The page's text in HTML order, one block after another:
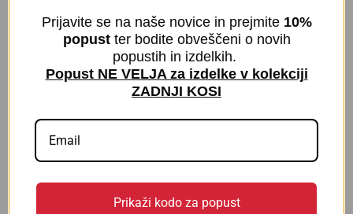
Prijavite se na naše novice in prejmite 10%
popust ter bodite obveščeni o novih
popustih in izdelkih.
Popust NE VELJA za izdelke v kolekciji
ZADNJI KOSI
Prikaži kodo za popust